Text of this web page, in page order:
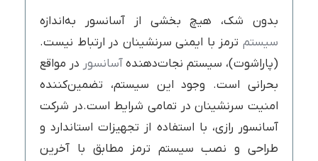
بدون شک، هیچ بخشی از آسانسور به‌اندازه
سیستم ترمز با ایمنی سرنشینان در ارتباط نیست.
(پاراشوت)، سیستم نجات‌دهندهآسانسور در مواقع
بحرانی است. وجود این سیستم، تضمین‌کننده
امنیت سرنشینان در تمامی شرایط است.در شرکت
آسانسور رازی، با استفاده از تجهیزات استاندارد و
طراحی و نصب سیستم ترمز مطابق با آخرین